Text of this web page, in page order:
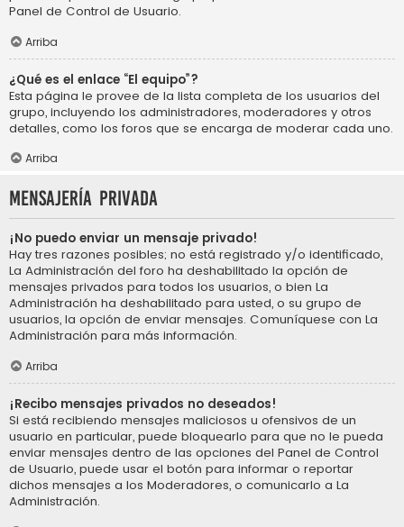
Panel de Control de Usuario.
Arriba
¿Qué es el enlace “El equipo”?
Esta página le provee de la lista completa de los usuarios del
grupo, incluyendo los administradores, moderadores y otros
detalles, como los foros que se encarga de moderar cada uno.
Arriba
Mensajería privada
¡No puedo enviar un mensaje privado!
Hay tres razones posibles; no está registrado y/o identificado,
La Administración del foro ha deshabilitado la opción de
mensajes privados para todos los usuarios, o bien La
Administración ha deshabilitado para usted, o su grupo de
usuarios, la opción de enviar mensajes. Comuníquese con La
Administración para más información.
Arriba
¡Recibo mensajes privados no deseados!
Si está recibiendo mensajes maliciosos u ofensivos de un
usuario en particular, puede bloquearlo para que no le pueda
enviar mensajes dentro de las opciones del Panel de Control
de Usuario, puede usar el botón para informar o reportar
dichos mensajes a los Moderadores, o comunicarlo a La
Administración.